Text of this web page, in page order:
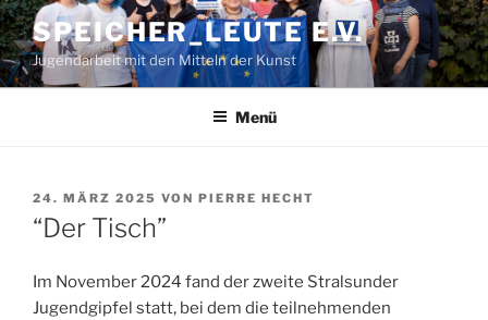
Zum
Inhalt
springen
SPEICHER_LEUTE E.V.
Jugendarbeit mit den Mitteln der Kunst
Menü
VERÖFFENTLICHT
AM
24. MÄRZ 2025 VON PIERRE HECHT
“Der Tisch”
Im November 2024 fand der zweite Stralsunder
Jugendgipfel statt, bei dem die teilnehmenden